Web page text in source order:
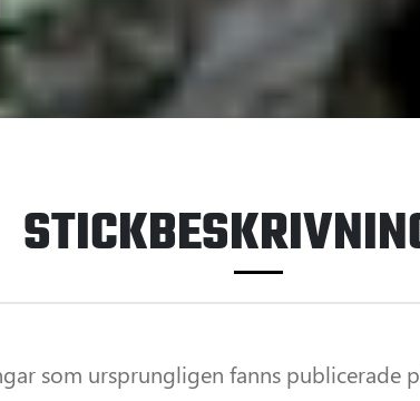
som ursprungligen fanns publicerade